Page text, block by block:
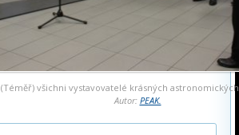
(Téměř) všichni vystavovatelé krásných
Autor: PEAK.